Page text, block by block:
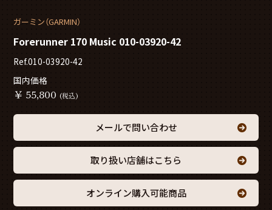
ガーミン（GARMIN）
Forerunner 170 Music 010-03920-42
Ref.010-03920-42
国内価格
￥ 55,800 (税込)
メールで問い合わせ
取り扱い店舗はこちら
オンライン購入可能商品